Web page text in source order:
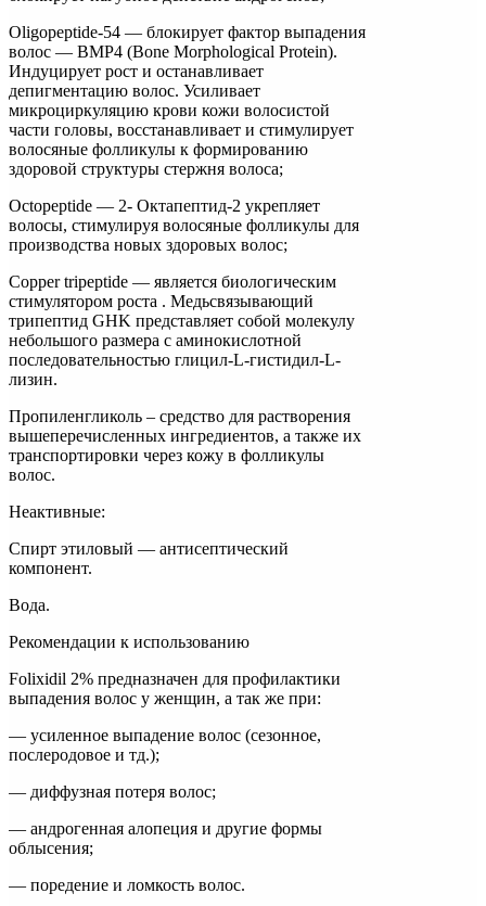
Oligopeptide-54 — блокирует фактор выпадения
волос — BMP4 (Bone Morphological Protein).
Индуцирует рост и останавливает
депигментацию волос. Усиливает
микроциркуляцию крови кожи волосистой
части головы, восстанавливает и стимулирует
волосяные фолликулы к формированию
здоровой структуры стержня волоса;
Octopeptide — 2- Октапептид-2 укрепляет
волосы, стимулируя волосяные фолликулы для
производства новых здоровых волос;
Copper tripeptide — является биологическим
стимулятором роста . Медьсвязывающий
трипептид GHK представляет собой молекулу
небольшого размера с аминокислотной
последовательностью глицил-L-гистидил-L-
лизин.
Пропиленгликоль – средство для растворения
вышеперечисленных ингредиентов, а также их
транспортировки через кожу в фолликулы
волос.
Неактивные:
Спирт этиловый — антисептический
компонент.
Вода.
Рекомендации к использованию
Folixidil 2% предназначен для профилактики
выпадения волос у женщин, а так же при:
— усиленное выпадение волос (сезонное,
послеродовое и тд.);
— диффузная потеря волос;
— андрогенная алопеция и другие формы
облысения;
— поредение и ломкость волос.